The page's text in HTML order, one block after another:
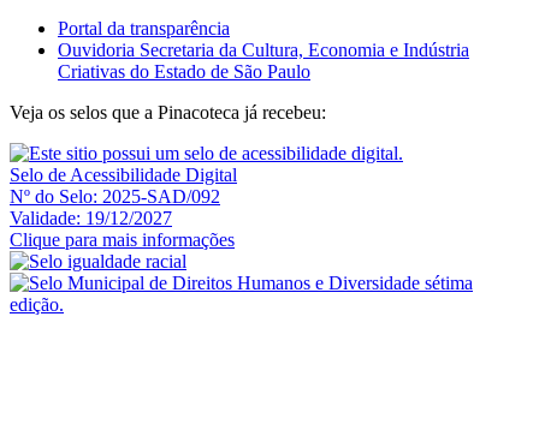
Portal da transparência
Ouvidoria Secretaria da Cultura, Economia e Indústria
Criativas do Estado de São Paulo
Veja os selos que a Pinacoteca já recebeu:
Selo de Acessibilidade Digital
Nº do Selo: 2025-SAD/092
Validade: 19/12/2027
Clique para mais informações